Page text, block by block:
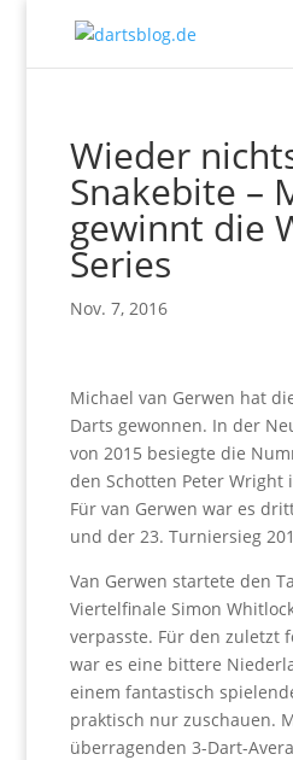
Wieder
Snakebite –
gewinnt die
Series
Nov. 7, 2016
Michael van Gerwen hat
Darts gewonnen. In der
von 2015 besiegte die
den Schotten Peter Wright
Für van Gerwen war es
und der 23. Turniersieg
Van Gerwen startete den
Viertelfinale Simon
verpasste. Für den zuletzt
war es eine bittere
einem fantastisch
praktisch nur zuschauen.
überragenden 3-Dart-